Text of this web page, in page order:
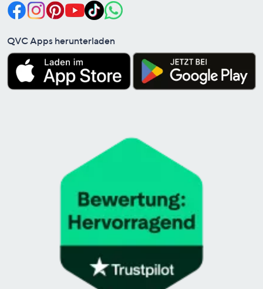
QVC Apps herunterladen